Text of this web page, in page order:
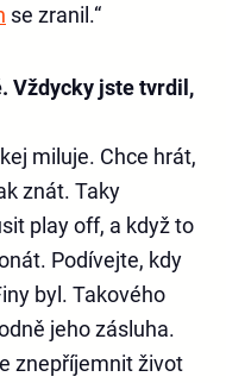
se zranil.“
Vždycky jste tvrdil,
miluje. Chce hrát,
znát. Taky
play off, a když to
Podívejte, kdy
byl. Takového
jeho zásluha.
znepříjemnit život